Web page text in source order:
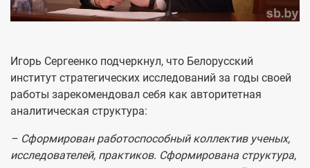
Игорь Сергеенко подчеркнул, что Белорусский
институт стратегических исследований за годы своей
работы зарекомендовал себя как авторитетная
аналитическая структура:
– Сформирован работоспособный коллектив ученых,
исследователей, практиков. Сформирована структура,